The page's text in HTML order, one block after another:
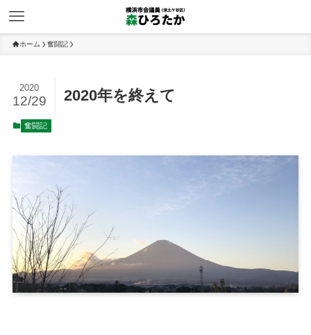
ホーム 奮闘記
2020年を終えて
2020
12/29
奮闘記